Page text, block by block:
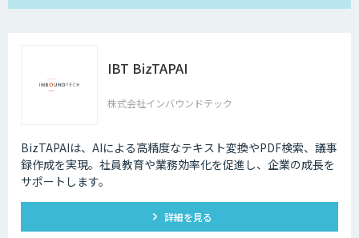
IBT BizTAPAI
株式会社インバウンドテック
BizTAPAIは、AIによる高精度なテキスト変換やPDF検索、議事
録作成を実現。社員教育や業務効率化を促進し、企業の成長を
サポートします。
詳細を見る